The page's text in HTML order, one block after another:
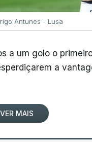
Antunes - Lusa
a um golo o
a
VER MAIS